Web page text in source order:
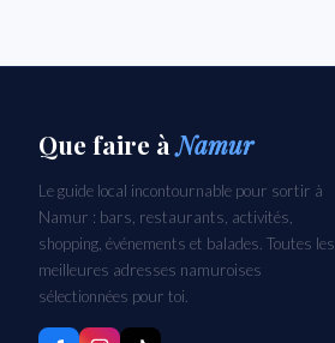
Que faire àNamur
Le guide local incontournable pour sortir à
Namur : bars, restaurants, activités,
shopping, événements et balades. Toutes les
meilleures adresses namuroises
sélectionnées pour toi.